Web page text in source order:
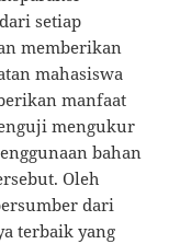
setiap
memberikan
mahasiswa
manfaat
mengukur
bahan
Oleh
dari
terbaik yang